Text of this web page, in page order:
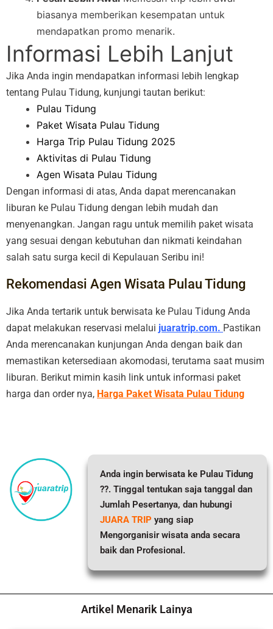
biasanya memberikan kesempatan untuk
mendapatkan promo menarik.
Informasi Lebih Lanjut
Jika Anda ingin mendapatkan informasi lebih lengkap
tentang Pulau Tidung, kunjungi tautan berikut:
Pulau Tidung
Paket Wisata Pulau Tidung
Harga Trip Pulau Tidung 2025
Aktivitas di Pulau Tidung
Agen Wisata Pulau Tidung
Dengan informasi di atas, Anda dapat merencanakan
liburan ke Pulau Tidung dengan lebih mudah dan
menyenangkan. Jangan ragu untuk memilih paket wisata
yang sesuai dengan kebutuhan dan nikmati keindahan
salah satu surga kecil di Kepulauan Seribu ini!
Rekomendasi Agen Wisata Pulau Tidung
Jika Anda tertarik untuk berwisata ke Pulau Tidung Anda
dapat melakukan reservasi melalui juaratrip.com. Pastikan
Anda merencanakan kunjungan Anda dengan baik dan
memastikan ketersediaan akomodasi, terutama saat musim
liburan. Berikut mimin kasih link untuk informasi paket
harga dan order nya, Harga Paket Wisata Pulau Tidung
Anda ingin berwisata ke Pulau Tidung
??. Tinggal tentukan saja tanggal dan
Jumlah Pesertanya, dan hubungi
JUARA TRIP yang siap
Mengorganisir wisata anda secara
baik dan Profesional.
Artikel Menarik Lainya